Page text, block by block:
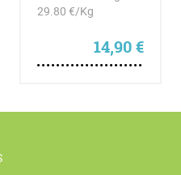
29.80 €/Kg
14,90€